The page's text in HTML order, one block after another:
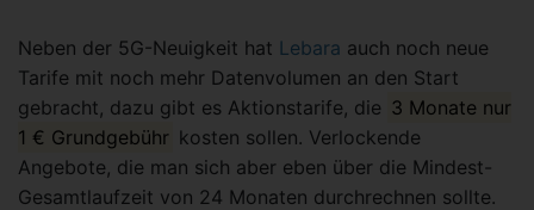
Neben der 5G-Neuigkeit hat Lebara auch noch neue
Tarife mit noch mehr Datenvolumen an den Start
gebracht, dazu gibt es Aktionstarife, die 3 Monate nur
1 € Grundgebühr kosten sollen. Verlockende
Angebote, die man sich aber eben über die Mindest-
Gesamtlaufzeit von 24 Monaten durchrechnen sollte.